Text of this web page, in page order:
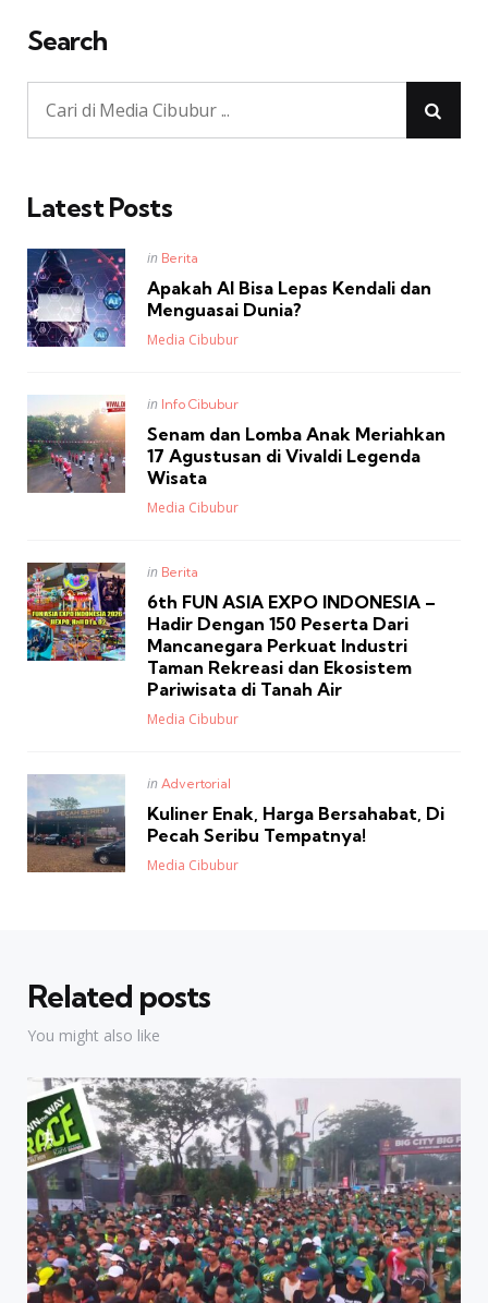
Search
Latest Posts
Posted
in
in Berita
Apakah AI Bisa Lepas Kendali dan
Menguasai Dunia?
Posted
Media Cibubur
Posted
in
in Info Cibubur
Senam dan Lomba Anak Meriahkan
17 Agustusan di Vivaldi Legenda
Wisata
Posted
Media Cibubur
Posted
in
in Berita
6th FUN ASIA EXPO INDONESIA –
Hadir Dengan 150 Peserta Dari
Mancanegara Perkuat Industri
Taman Rekreasi dan Ekosistem
Pariwisata di Tanah Air
Posted
Media Cibubur
Posted
in
in Advertorial
Kuliner Enak, Harga Bersahabat, Di
Pecah Seribu Tempatnya!
Posted
Media Cibubur
Related posts
You might also like